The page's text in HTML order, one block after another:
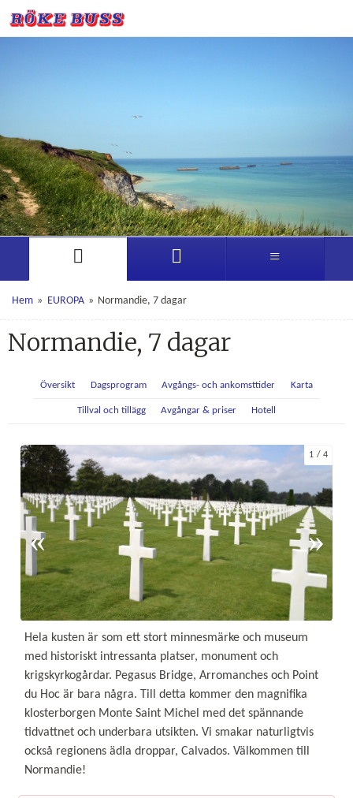
Hem » EUROPA » Normandie, 7 dagar
Normandie, 7 dagar
Översikt Dagsprogram Avgångs- och ankomsttider Karta
Tillval och tillägg Avgångar & priser Hotell
1 4
Hela kusten är som ett stort minnesmärke och museum
med historiskt intressanta platser, monument och
krigskyrkogårdar. Pegasus Bridge, Arromanches och Point
du Hoc är bara några. Till detta kommer den magnifika
klosterborgen Monte Saint Michel med det spännande
tidvattnet och underbara utsikten. Vi smakar naturligtvis
också regionens ädla droppar, Calvados. Välkommen till
Normandie!